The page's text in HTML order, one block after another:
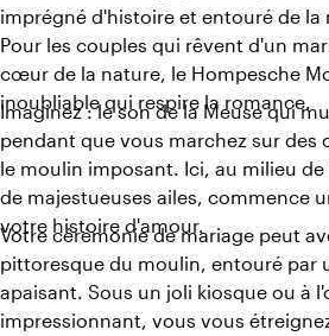
imprégné d'histoire et entouré de
Pour les couples qui rêvent d'un
cœur de la nature, le Hompesche
inoubliable qui respire la romance.
Imaginez : le son de la Meuse qui
pendant que vous marchez sur des
le moulin imposant. Ici, au milieu
de majestueuses ailes, commence
votre histoire d'amour.
Votre cérémonie de mariage peut
pittoresque du moulin, entouré par
apaisant. Sous un joli kiosque ou à
impressionnant, vous vous